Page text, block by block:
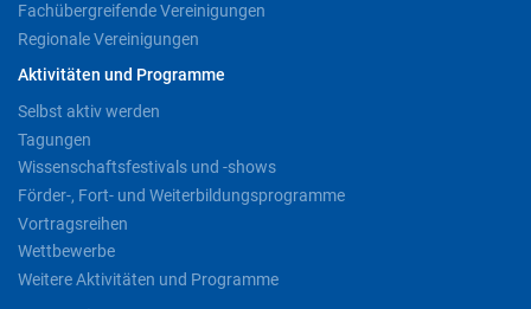
Fachübergreifende Vereinigungen
Regionale Vereinigungen
Aktivitäten und Programme
Selbst aktiv werden
Tagungen
Wissenschaftsfestivals und -shows
Förder-, Fort- und Weiterbildungsprogramme
Vortragsreihen
Wettbewerbe
Weitere Aktivitäten und Programme